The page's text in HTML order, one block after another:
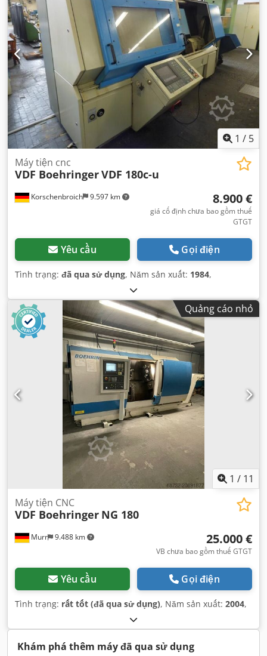
1 / 5
Korschenbroich 9.597 km
Máy tiện cnc
VDF BoehringerVDF 180c-u
8.900 €
giá cố định chưa bao gồm thuế
GTGT
Yêu cầu Gọi điện
Tình trạng: đã qua sử dụng, Năm sản xuất: 1984,
Quảng cáo nhỏ
1 / 11
Murr 9.488 km
Máy tiện CNC
VDF Boehringer NG 180
25.000 €
VB chưa bao gồm thuế GTGT
Yêu cầu Gọi điện
Tình trạng: rất tốt (đã qua sử dụng), Năm sản xuất: 2004,
Khám phá thêm máy đã qua sử dụng